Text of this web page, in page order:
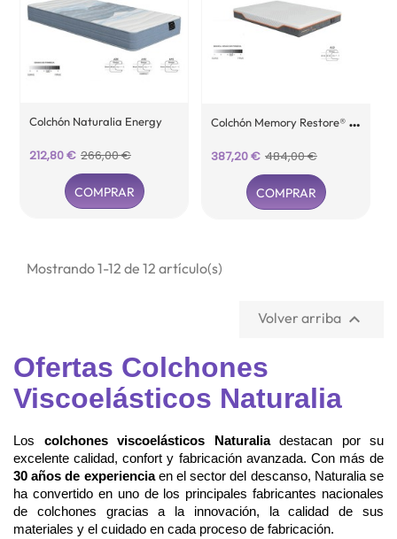
Colchón Naturalia Energy
Precio
212,80 €Precio
base
266,00 €
COMPRAR
C
Olchón Memory Restore® Biocell Naturalia
Precio
387,20 €Precio
base
484,00 €
COMPRAR
Mostrando 1-12 de 12 artículo(s)
Volver arriba 
Ofertas Colchones
Viscoelásticos Naturalia
Los colchones viscoelásticos Naturaliadestacan por su
excelente calidad, confort y fabricación avanzada. Con más de
30 años de experienciaen el sector del descanso, Naturalia se
ha convertido en uno de los principales fabricantes nacionales
de colchones gracias a la innovación, la calidad de sus
materiales y el cuidado en cada proceso de fabricación.